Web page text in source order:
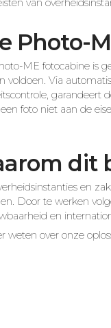
van
Photo-
ME fotocabine is
voldoen. Via
garandeert
foto niet aan de
dit
en
Door te werken
en
weten over onze